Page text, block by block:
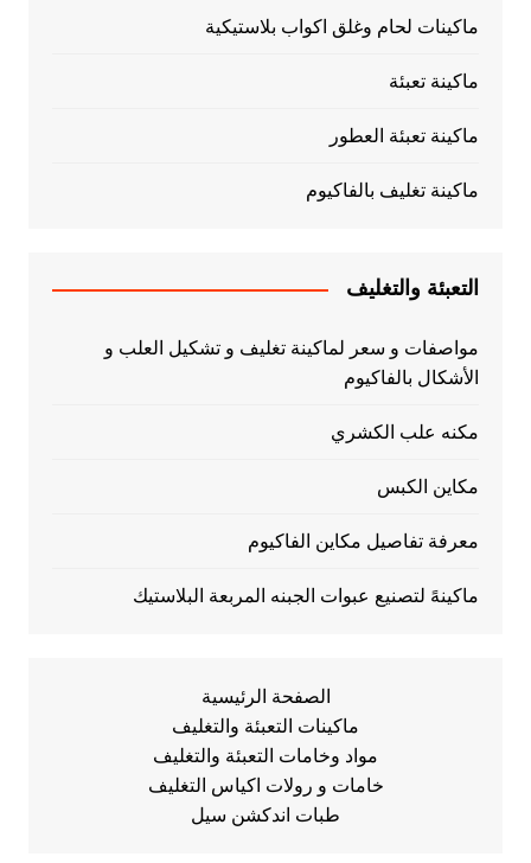
ماكينات لحام وغلق اكواب بلاستيكية
ماكينة تعبئة
ماكينة تعبئة العطور
ماكينة تغليف بالفاكيوم
التعبئة والتغليف
مواصفات و سعر لماكينة تغليف و تشكيل العلب و
الأشكال بالفاكيوم
مكنه علب الكشري
مكاين الكبس
معرفة تفاصيل مكاين الفاكيوم
ماكينهً لتصنيع عبوات الجبنه المربعة البلاستيك
الصفحة الرئيسية
ماكينات التعبئة والتغليف
مواد وخامات التعبئة والتغليف
خامات و رولات اكياس التغليف
طبات اندكشن سيل